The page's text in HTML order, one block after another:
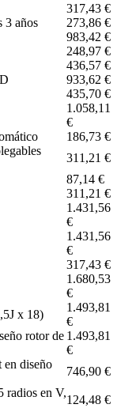
317,43 €
3 años
273,86 €
983,42 €
248,97 €
436,57 €
933,62 €
435,70 €
1.058,11
€
186,73 €
311,21 €
87,14 €
311,21 €
1.431,56
€
1.431,56
€
317,43 €
1.680,53
€
x 18)
1.493,81
€
rotor de 1.493,81
€
en diseño
746,90 €
radios en V,
124,48 €